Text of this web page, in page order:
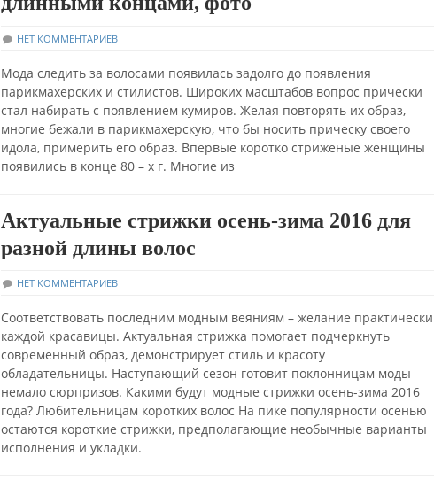
НЕТ КОММЕНТАРИЕВ
Мода следить за волосами появилась задолго до появления
парикмахерских и стилистов. Широких масштабов вопрос прически
стал набирать с появлением кумиров. Желая повторять их образ,
многие бежали в парикмахерскую, что бы носить прическу своего
идола, примерить его образ. Впервые коротко стриженые женщины
появились в конце 80 – х г. Многие из
Актуальные стрижки осень-зима 2016 для
разной длины волос
НЕТ КОММЕНТАРИЕВ
Соответствовать последним модным веяниям – желание практически
каждой красавицы. Актуальная стрижка помогает подчеркнуть
современный образ, демонстрирует стиль и красоту
обладательницы. Наступающий сезон готовит поклонницам моды
немало сюрпризов. Какими будут модные стрижки осень-зима 2016
года? Любительницам коротких волос На пике популярности осенью
остаются короткие стрижки, предполагающие необычные варианты
исполнения и укладки.